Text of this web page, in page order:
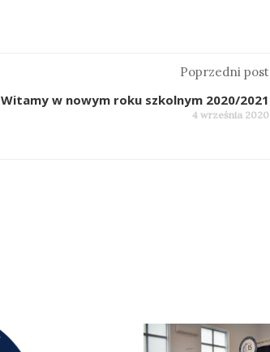
Poprzedni post
Witamy w nowym roku szkolnym 2020/2021
4 września 2020